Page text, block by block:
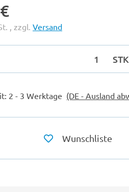
, zzgl. Versand
STK
2 - 3 Werktage (DE - Ausland
Wunschliste